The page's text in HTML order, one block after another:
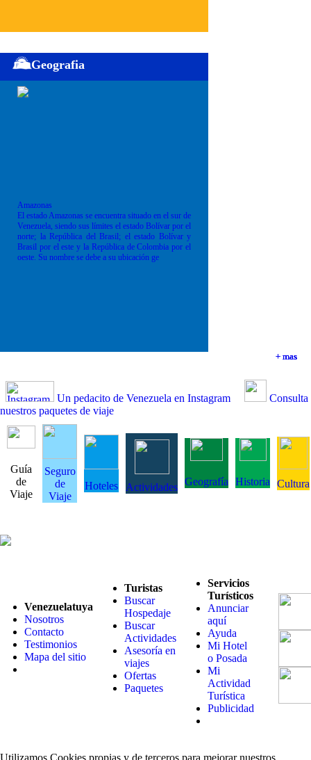
+ mas
+ mas
+ mas
Geografia
Amazonas
El estado Amazonas se encuentra situado en el sur de
Venezuela, siendo sus límites el estado Bolívar por el
norte; la República del Brasil; el estado Bolívar y
Brasil por el este y la República de Colombia por el
oeste. Su nombre se debe a su ubicación ge
+ mas
Un pedacito de Venezuela en Instagram
Consulta
nuestros paquetes de viaje
Guía
de
Viaje
Seguro
de
Viaje
Hoteles Actividades Geografía Historia Cultura
Venezuelatuya
Nosotros
Contacto
Testimonios
Mapa del sitio
Turistas
Buscar
Hospedaje
Buscar
Actividades
Asesoría en
viajes
Ofertas
Paquetes
Servicios
Turísticos
Anunciar
aquí
Ayuda
Mi Hotel
o Posada
Mi
Actividad
Turística
Publicidad
Utilizamos Cookies propias y de terceros para mejorar nuestros